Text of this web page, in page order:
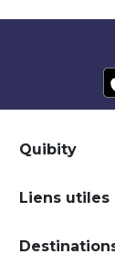
Quibity
Liens utiles